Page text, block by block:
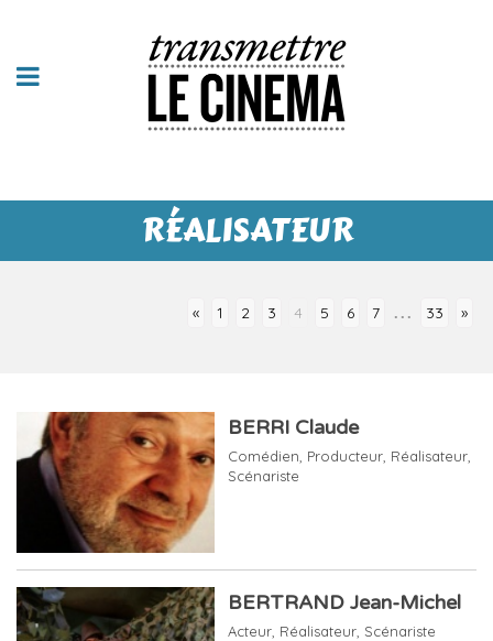
RÉALISATEUR
« 1 2 3 4 5 6 7 ... 33 »
BERRI Claude
Comédien Producteur Réalisateur
Scénariste
BERTRAND Jean-Michel
Acteur Réalisateur Scénariste